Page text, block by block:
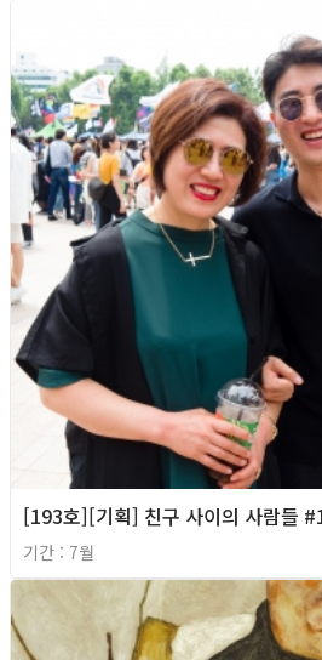
[193호][기획] 친구 사이의 사람들
기간 : 7월